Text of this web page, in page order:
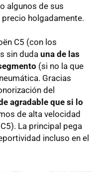
algunos de sus
holgadamente.
C5 (con los
sin duda una de las
(si no la que
Gracias
del
agradable que si lo
de alta velocidad
La principal pega
incluso en el